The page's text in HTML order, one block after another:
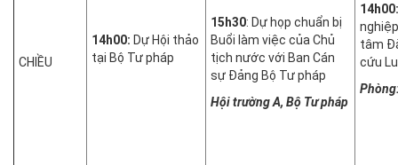
CHIỀU
14h00: Dự Hội thảo
tại Bộ Tư pháp
15h30: Dự họp chuẩn bị
Buổi làm việc của Chủ
tịch nước với Ban Cán
sự Đảng Bộ Tư pháp
Hội trường A, Bộ Tư pháp
tâm
cứu